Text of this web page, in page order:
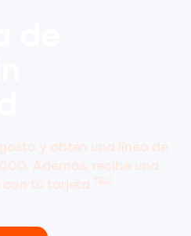
y obtén una línea de
Además, recibe una
con tu tarjeta.
T&C